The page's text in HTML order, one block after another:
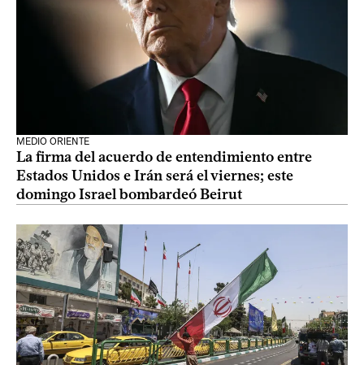
MEDIO ORIENTE
La firma del acuerdo de entendimiento entre
Estados Unidos e Irán será el viernes; este
domingo Israel bombardeó Beirut